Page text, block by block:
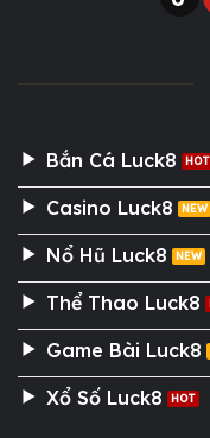
Bắn Cá Luck8
Casino Luck8
Nổ Hũ Luck8
Thể Thao Luck8
Game Bài Luck8
Xổ Số Luck8